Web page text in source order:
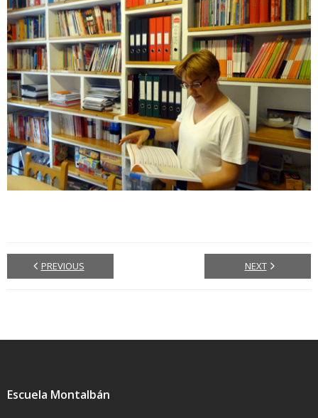
PREVIOUS NEXT
Escuela Montalbán